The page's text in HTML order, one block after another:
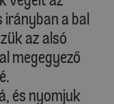
a bal
az alsó
megegyező
és nyomjuk